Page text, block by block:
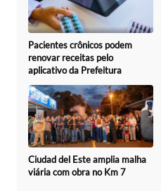
Pacientes crônicos podem
renovar receitas pelo
aplicativo da Prefeitura
Ciudad del Este amplia malha
viária com obra no Km 7